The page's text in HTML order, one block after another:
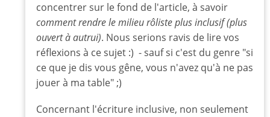
concentrer sur le fond de l'article, à savoir
comment rendre le milieu rôliste plus inclusif (plus
ouvert à autrui). Nous serions ravis de lire vos
réflexions à ce sujet :) - sauf si c'est du genre "si
ce que je dis vous gêne, vous n'avez qu'à ne pas
jouer à ma table" ;)
Concernant l'écriture inclusive, non seulement